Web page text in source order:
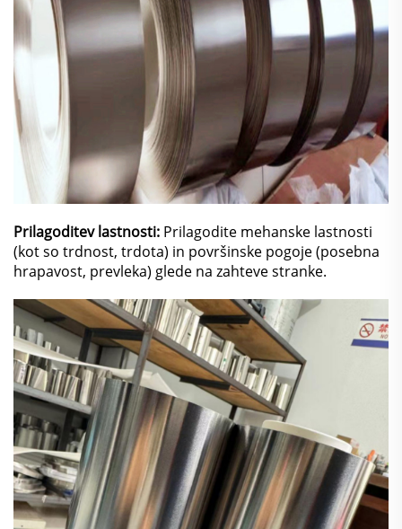
Prilagoditev lastnosti: Prilagodite mehanske lastnosti
(kot so trdnost, trdota) in površinske pogoje (posebna
hrapavost, prevleka) glede na zahteve stranke.